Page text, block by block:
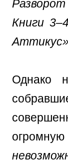
Книги
Аттикус»
Однако